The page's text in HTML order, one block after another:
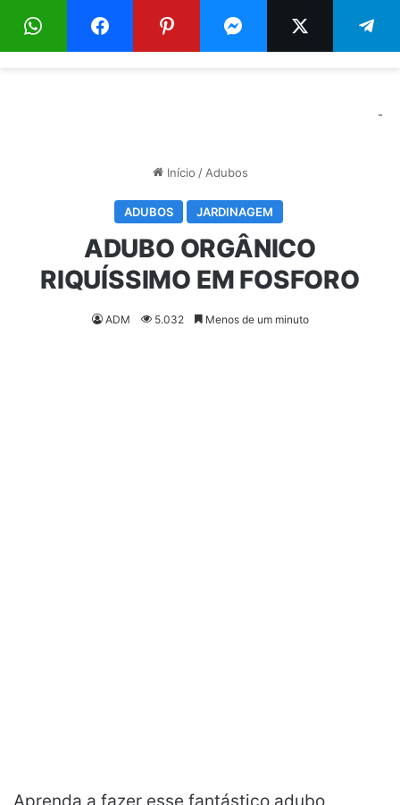
Menu
-
Início / Adubos
ADUBOS JARDINAGEM
ADUBO ORGÂNICO
RIQUÍSSIMO EM FOSFORO
ADM 5.032 Menos de um minuto